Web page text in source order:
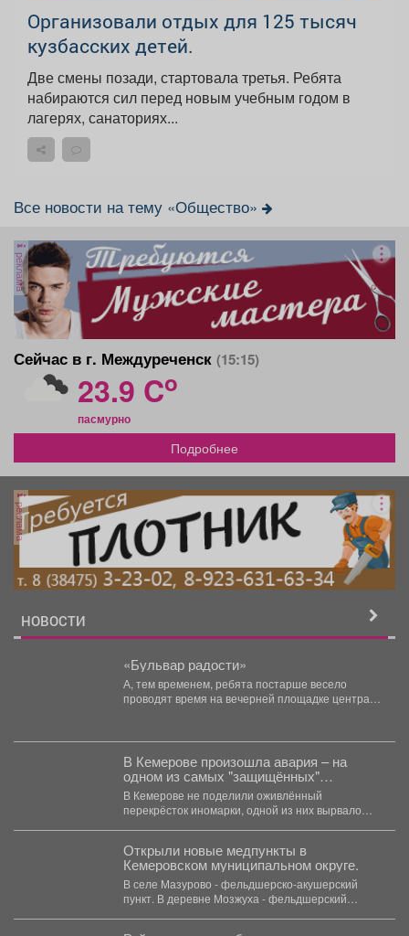
Организовали отдых для 125 тысяч
кузбасских детей.
Две смены позади, стартовала третья. Ребята
набираются сил перед новым учебным годом в
лагерях, санаториях...
Все новости на тему «Общество»
реклама
Сейчас в г. Междуреченск (15:15)
23.9 Co
пасмурно
Подробнее
реклама
НОВОСТИ
«Бульвар радости»
А, тем временем, ребята постарше весело
проводят время на вечерней площадке центра
В Кемерове произошла авария – на
одном из самых "защищённых"
перекрёстков
В Кемерове не поделили оживлённый
перекрёсток иномарки, одной из них вырвало
Открыли новые медпункты в
Кемеровском муниципальном округе.
В селе Мазурово - фельдшерско-акушерский
пункт. В деревне Мозжуха - фельдшерский